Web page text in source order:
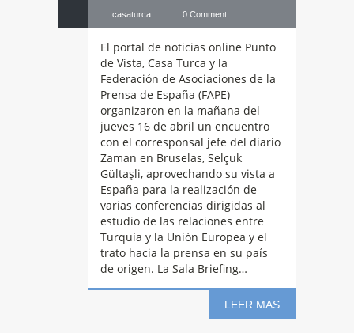
casaturca 0 Comment
El portal de noticias online Punto
de Vista, Casa Turca y la
Federación de Asociaciones de la
Prensa de España (FAPE)
organizaron en la mañana del
jueves 16 de abril un encuentro
con el corresponsal jefe del diario
Zaman en Bruselas, Selçuk
Gültaşli, aprovechando su vista a
España para la realización de
varias conferencias dirigidas al
estudio de las relaciones entre
Turquía y la Unión Europea y el
trato hacia la prensa en su país
de origen. La Sala Briefing…
LEER MAS
Cena-coloquio
con Selcuk